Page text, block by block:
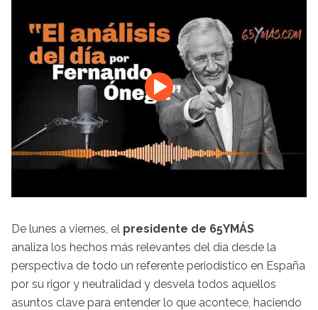
De lunes a viernes, el presidente de 65YMÁS
analiza los hechos más relevantes del día desde la
perspectiva de todo un referente periodístico en España
por su rigor y neutralidad y desvela todos aquellos
asuntos clave para entender lo que acontece, haciendo